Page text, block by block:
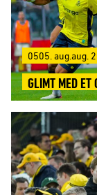
0505. aug.aug.
GLIMT MED ET